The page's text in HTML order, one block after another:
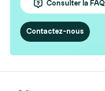
Consulter la FAQ
Contactez-nous